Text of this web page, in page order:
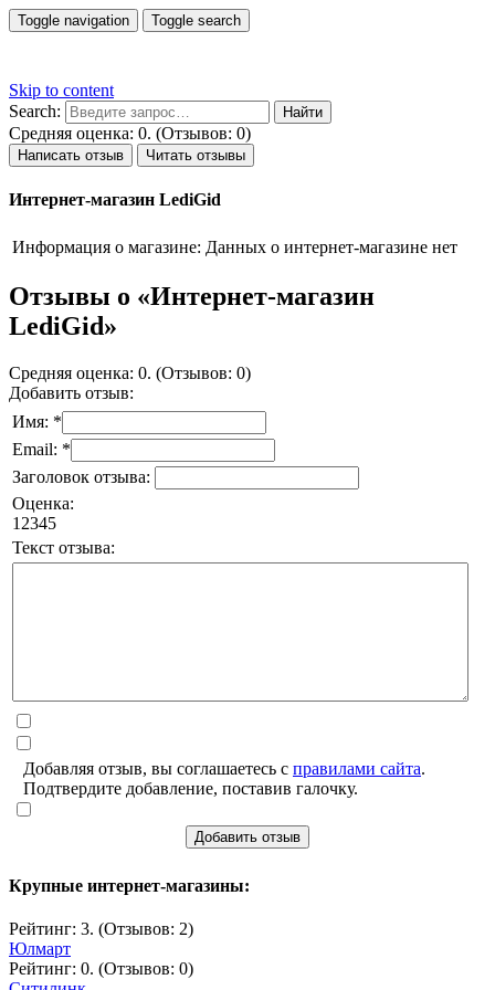
Toggle navigation Toggle search
Skip to content
Search:
Средняя оценка: 0. (Отзывов: 0)
Написать отзыв Читать отзывы
Интернет-магазин LediGid
Информация о магазине: Данных о интернет-магазине нет
Отзывы о «Интернет-магазин
LediGid»
Средняя оценка: 0. (Отзывов: 0)
Добавить отзыв:
Имя: *
Email: *
Заголовок отзыва:
Оценка:
1 2345
Текст отзыва:
Добавляя отзыв, вы соглашаетесь с правилами сайта.
Подтвердите добавление, поставив галочку.
Добавить отзыв
Крупные интернет-магазины:
Рейтинг: 3. (Отзывов: 2)
Юлмарт
Рейтинг: 0. (Отзывов: 0)